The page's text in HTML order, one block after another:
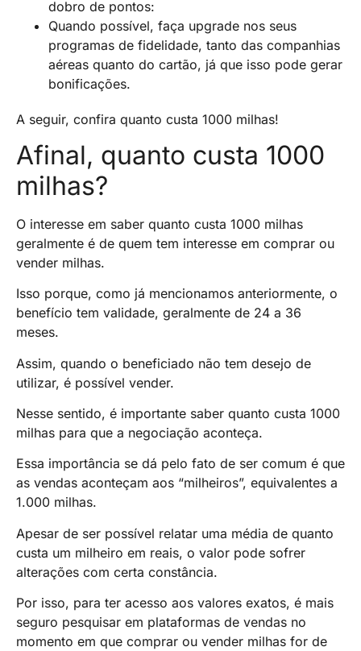
dobro de pontos:
Quando possível, faça upgrade nos seus
programas de fidelidade, tanto das companhias
aéreas quanto do cartão, já que isso pode gerar
bonificações.
A seguir, confira quanto custa 1000 milhas!
Afinal, quanto custa 1000
milhas?
O interesse em saber quanto custa 1000 milhas
geralmente é de quem tem interesse em comprar ou
vender milhas.
Isso porque, como já mencionamos anteriormente, o
benefício tem validade, geralmente de 24 a 36
meses.
Assim, quando o beneficiado não tem desejo de
utilizar, é possível vender.
Nesse sentido, é importante saber quanto custa 1000
milhas para que a negociação aconteça.
Essa importância se dá pelo fato de ser comum é que
as vendas aconteçam aos “milheiros”, equivalentes a
1.000 milhas.
Apesar de ser possível relatar uma média de quanto
custa um milheiro em reais, o valor pode sofrer
alterações com certa constância.
Por isso, para ter acesso aos valores exatos, é mais
seguro pesquisar em plataformas de vendas no
momento em que comprar ou vender milhas for de